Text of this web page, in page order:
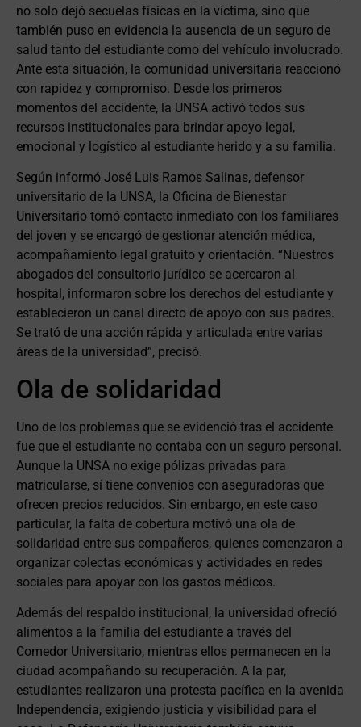
no solo dejó secuelas físicas en la víctima, sino que
también puso en evidencia la ausencia de un seguro de
salud tanto del estudiante como del vehículo involucrado.
Ante esta situación, la comunidad universitaria reaccionó
con rapidez y compromiso. Desde los primeros
momentos del accidente, la UNSA activó todos sus
recursos institucionales para brindar apoyo legal,
emocional y logístico al estudiante herido y a su familia.
Según informó José Luis Ramos Salinas, defensor
universitario de la UNSA, la Oficina de Bienestar
Universitario tomó contacto inmediato con los familiares
del joven y se encargó de gestionar atención médica,
acompañamiento legal gratuito y orientación. “Nuestros
abogados del consultorio jurídico se acercaron al
hospital, informaron sobre los derechos del estudiante y
establecieron un canal directo de apoyo con sus padres.
Se trató de una acción rápida y articulada entre varias
áreas de la universidad”, precisó.
Ola de solidaridad
Uno de los problemas que se evidenció tras el accidente
fue que el estudiante no contaba con un seguro personal.
Aunque la UNSA no exige pólizas privadas para
matricularse, sí tiene convenios con aseguradoras que
ofrecen precios reducidos. Sin embargo, en este caso
particular, la falta de cobertura motivó una ola de
solidaridad entre sus compañeros, quienes comenzaron a
organizar colectas económicas y actividades en redes
sociales para apoyar con los gastos médicos.
Además del respaldo institucional, la universidad ofreció
alimentos a la familia del estudiante a través del
Comedor Universitario, mientras ellos permanecen en la
ciudad acompañando su recuperación. A la par,
estudiantes realizaron una protesta pacífica en la avenida
Independencia, exigiendo justicia y visibilidad para el